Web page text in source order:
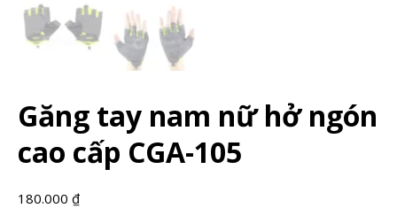
Găng tay nam nữ hở ngón
cao cấp CGA-105
180.000 ₫